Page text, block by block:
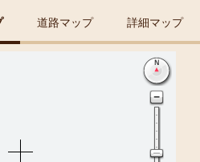
道路マップ 詳細マップ